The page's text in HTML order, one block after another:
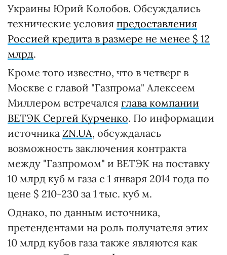
Украины Юрий Колобов. Обсуждались
технические условия предоставления
Россией кредита в размере не менее $ 12
млрд.
Кроме того известно, что в четверг в
Москве с главой "Газпрома" Алексеем
Миллером встречался глава компании
ВЕТЭК Сергей Курченко. По информации
источника ZN.UA, обсуждалась
возможность заключения контракта
между "Газпромом" и ВЕТЭК на поставку
10 млрд куб м газа с 1 января 2014 года по
цене $ 210-230 за 1 тыс. куб м.
Однако, по данным источника,
претендентами на роль получателя этих
10 млрд кубов газа также являются как